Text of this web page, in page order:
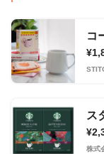
株式